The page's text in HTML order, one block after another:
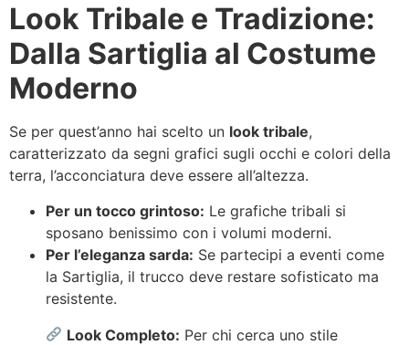
Look Tribale e Tradizione:
Dalla Sartiglia al Costume
Moderno
Se per quest’anno hai scelto un look tribale,
caratterizzato da segni grafici sugli occhi e colori della
terra, l’acconciatura deve essere all’altezza.
Per un tocco grintoso: Le grafiche tribali si
sposano benissimo con i volumi moderni.
Per l’eleganza sarda: Se partecipi a eventi come
la Sartiglia, il trucco deve restare sofisticato ma
resistente.
Look Completo: Per chi cerca uno stile